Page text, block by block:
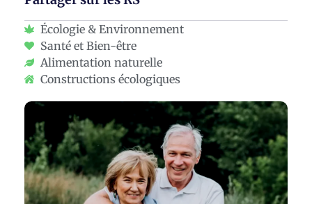
Écologie & Environnement
Santé et Bien-être
Alimentation naturelle
Constructions écologiques